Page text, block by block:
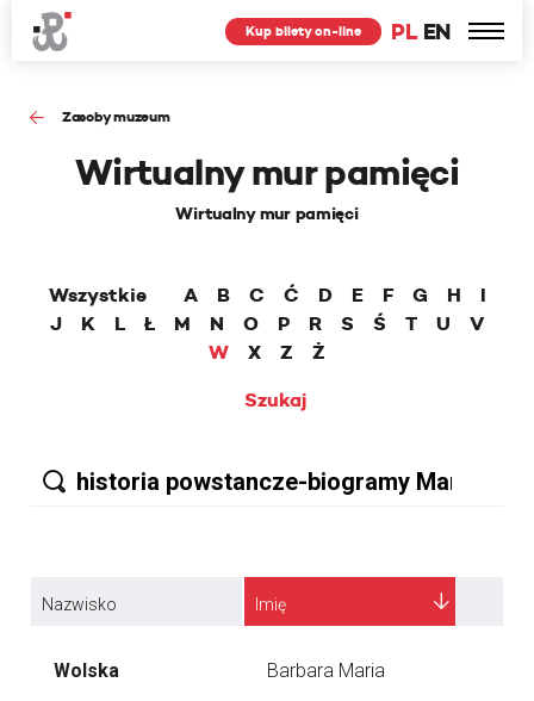
PL EN
Kup bilety on-line
Zasoby muzeum
Wirtualny mur pamięci
Wirtualny mur pamięci
Wszystkie A B C Ć D E F G H
I
J
K L Ł M N O P R S Ś T U
V
W
X Z
Ż
Szukaj
Nazwisko Imię
Wolska
Barbara Maria